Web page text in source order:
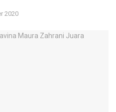
2020